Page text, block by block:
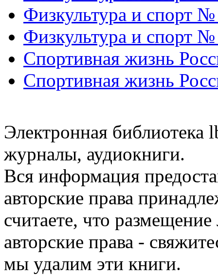
Физкультура и спорт
Физкультура и спорт
Спортивная жизнь
Спортивная жизнь
Электронная библиотека
журналы, аудиокниги.
Вся информация
авторские права
считаете, что
авторские права -
мы удалим эти книги.